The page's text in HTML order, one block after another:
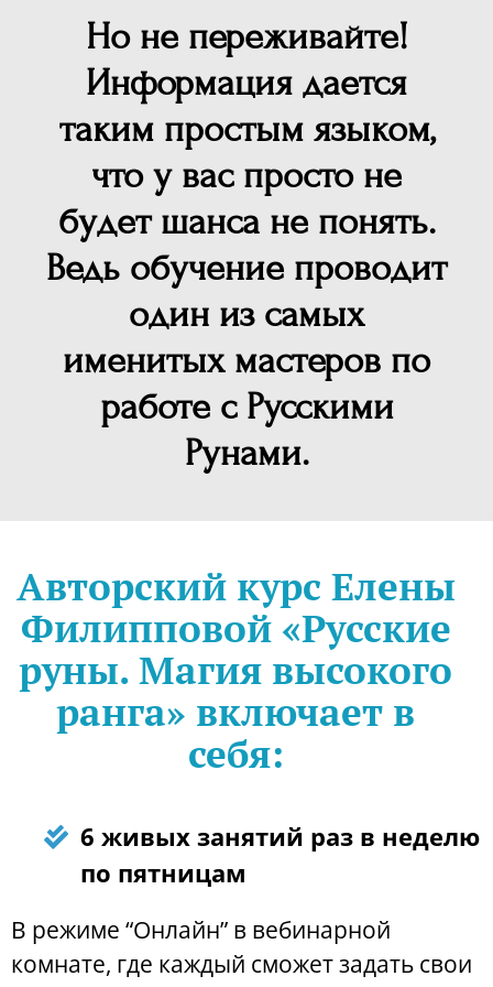
Но не переживайте!
Информация дается
таким простым языком,
что у вас просто не
будет шанса не понять.
Ведь обучение проводит
один из самых
именитых мастеров по
работе с Русскими
Рунами.
Авторский курс Елены
Филипповой «Русские
руны. Магия высокого
ранга» включает в
себя:
6 живых занятий раз в неделю
по пятницам
В режиме “Онлайн” в вебинарной
комнате, где каждый сможет задать свои